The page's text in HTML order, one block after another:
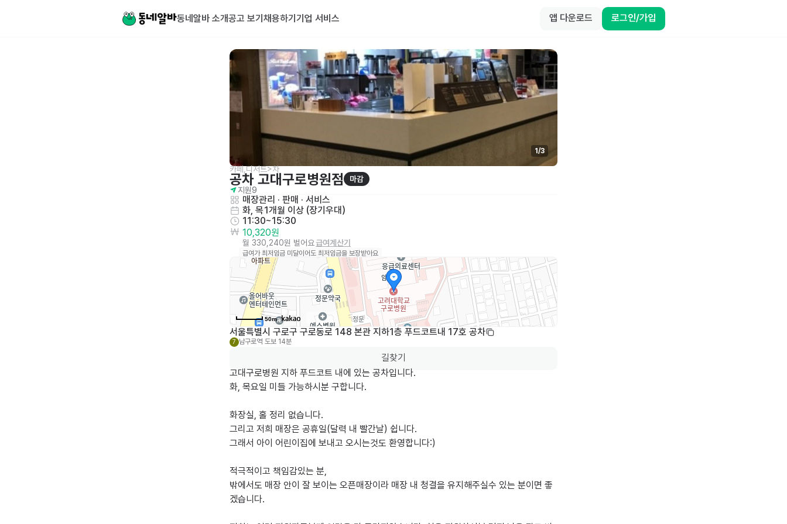
동네알바 소개공고 보기 채용하기 기업 서비스 앱 다운로드 로그인/가입
1/3
카페,디저트>차
공차 고대구로병원점
마감
지원9
매장관리 · 판매 · 서비스
화, 목1개월 이상 (장기우대)
11:30~15:30
10,320원
월 330,240원 벌어요급여계산기
급여가 최저임금 미달이어도 최저임금을 보장받아요
50m
서울특별시 구로구 구로동로 148 본관 지하1층 푸드코트내 17호 공차
7 남구로역 도보 14분
길찾기
고대구로병원 지하 푸드코트 내에 있는 공차입니다.
화, 목요일 미들 가능하시분 구합니다.
화장실, 홀 정리 없습니다.
그리고 저희 매장은 공휴일(달력 내 빨간날) 쉽니다.
그래서 아이 어린이집에 보내고 오시는것도 환영합니다:)
적극적이고 책임감있는 분,
밖에서도 매장 안이 잘 보이는 오픈매장이라 매장 내 청결을 유지해주실수 있는 분이면 좋
겠습니다.